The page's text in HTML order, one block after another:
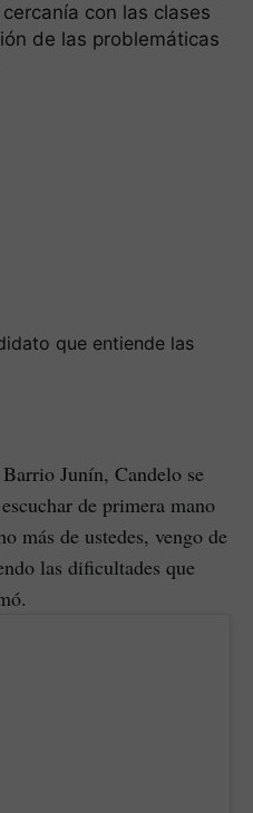
con las clases
de las problemáticas
Junín, Candelo se
de primera mano
más de ustedes, vengo de
las dificultades que